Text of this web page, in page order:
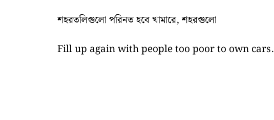
শহরতলিগুলো পরিনত হবে খামারে, শহরগুলো
Fill up again with people too poor to own cars.